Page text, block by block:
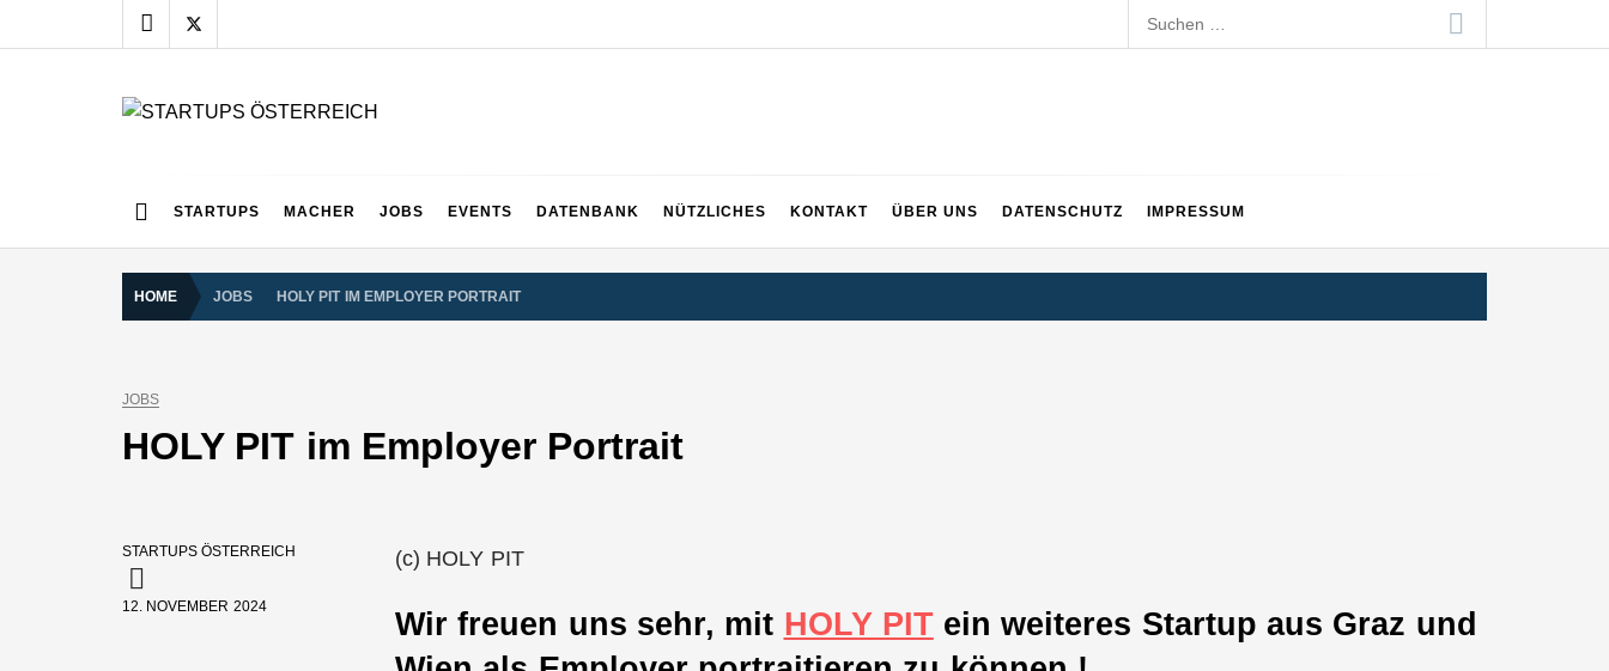
to
Suchen
nach:
STARTUPS MACHER JOBS EVENTS DATENBANK NÜTZLICHES KONTAKT ÜBER UNS DATENSCHUTZ IMPRESSUM
HOME JOBS HOLY PIT IM EMPLOYER PORTRAIT
JOBS
HOLY PIT im Employer Portrait
STARTUPS ÖSTERREICH
12. NOVEMBER 2024
(c) HOLY PIT
Wir freuen uns sehr, mit HOLY PITein weiteres Startup aus Graz und